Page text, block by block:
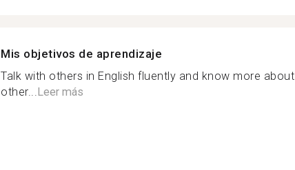
Mis objetivos de aprendizaje
Talk with others in English fluently and know more about
other...Leer más